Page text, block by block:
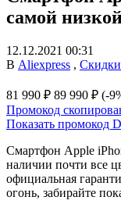
самой
12.12.2021 00:31
В Aliexpress , Скидки
81 990 ₽ 89 990 ₽ (-
Промокод
Показать промокод
Смартфон Apple
наличии почти все
официальная
огонь, забирайте